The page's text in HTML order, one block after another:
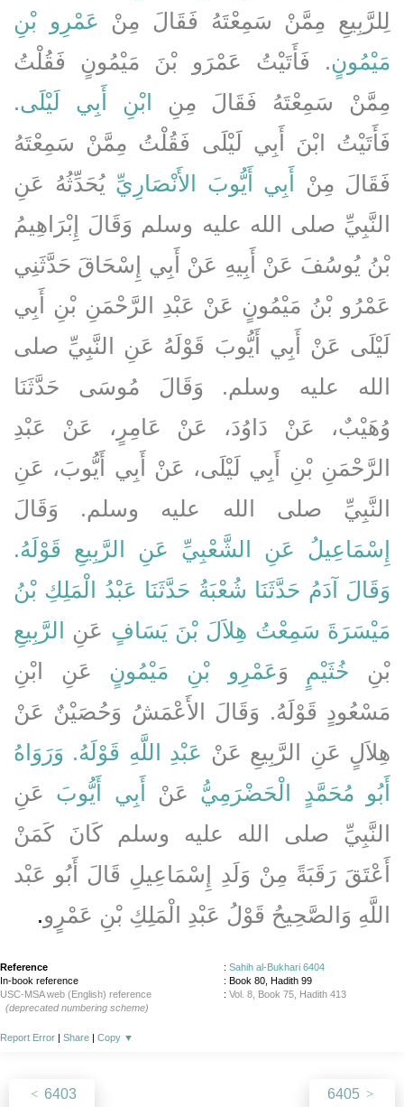
لِلرَّبِيعِ مِمَّنْ سَمِعْتَهُ فَقَالَ مِنْ عَمْرِو بْنِ
مَيْمُونٍ‏.‏ فَأَتَيْتُ عَمْرَو بْنَ مَيْمُونٍ فَقُلْتُ
مِمَّنْ سَمِعْتَهُ فَقَالَ مِنِ
ابْنِ أَبِي لَيْلَى‏.‏
فَأَتَيْتُ ابْنَ أَبِي لَيْلَى فَقُلْتُ مِمَّنْ سَمِعْتَهُ
فَقَالَ مِنْ
أَبِي أَيُّوبَ الأَنْصَارِيِّ يُحَدِّثُهُ عَنِ
النَّبِيِّ صلى الله عليه وسلم وَقَالَ إِبْرَاهِيمُ
بْنُ يُوسُفَ عَنْ أَبِيهِ عَنْ أَبِي إِسْحَاقَ حَدَّثَنِي
عَمْرُو بْنُ مَيْمُونٍ عَنْ عَبْدِ الرَّحْمَنِ بْنِ أَبِي
لَيْلَى عَنْ أَبِي أَيُّوبَ قَوْلَهُ عَنِ النَّبِيِّ صلى
الله عليه وسلم‏.‏ وَقَالَ مُوسَى حَدَّثَنَا
وُهَيْبٌ، عَنْ دَاوُدَ، عَنْ عَامِرٍ، عَنْ عَبْدِ
الرَّحْمَنِ بْنِ أَبِي لَيْلَى، عَنْ أَبِي أَيُّوبَ، عَنِ
النَّبِيِّ صلى الله عليه وسلم‏.‏ وَقَالَ
إِسْمَاعِيلُ عَنِ الشَّعْبِيِّ عَنِ الرَّبِيعِ قَوْلَهُ‏.‏
وَقَالَ آدَمُ حَدَّثَنَا شُعْبَةُ حَدَّثَنَا عَبْدُ الْمَلِكِ بْنُ
مَيْسَرَةَ سَمِعْتُ هِلاَلَ بْنَ يَسَافٍ عَنِ
الرَّبِيعِ
بْنِ خُثَيْمٍ وَعَمْرِو بْنِ مَيْمُونٍ عَنِ ابْنِ
مَسْعُودٍ قَوْلَهُ‏.‏ وَقَالَ الأَعْمَشُ وَحُصَيْنٌ عَنْ
هِلاَلٍ عَنِ الرَّبِيعِ عَنْ عَبْدِ اللَّهِ قَوْلَهُ‏.‏ وَرَوَاهُ
أَبُو مُحَمَّدٍ الْحَضْرَمِيُّ عَنْ أَبِي أَيُّوبَ عَنِ
النَّبِيِّ صلى الله عليه وسلم
كَانَ كَمَنْ
أَعْتَقَ رَقَبَةً مِنْ وَلَدِ إِسْمَاعِيلِ قَالَ أَبُو عَبْد
اللَّهِ وَالصَّحِيحُ قَوْلُ عَبْدِ الْمَلِكِ بْنِ عَمْرٍو.‏
Reference : Sahih al-Bukhari 6404
In-book reference
: Book 80, Hadith 99
USC-MSA web (English) reference
: Vol. 8, Book 75, Hadith 413
(deprecated numbering scheme)
Report Error | Share | Copy ▼
6403 6405